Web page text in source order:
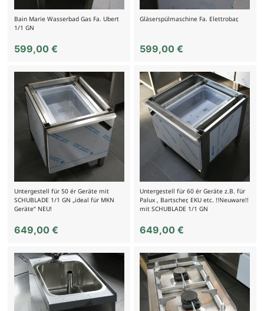
Bain Marie Wasserbad Gas Fa. Ubert
1/1 GN
599,00 €
Gläserspülmaschine Fa. Elettrobar,
599,00€
Untergestell für 50 ér Geräte mit
SCHUBLADE 1/1 GN „ideal für MKN
Geräte“ NEU!
649,00 €
Untergestell für 60 ér Geräte z.B. für
Palux , Bartscher, EKU etc. !!Neuware!!
mit SCHUBLADE 1/1 GN
649,00€